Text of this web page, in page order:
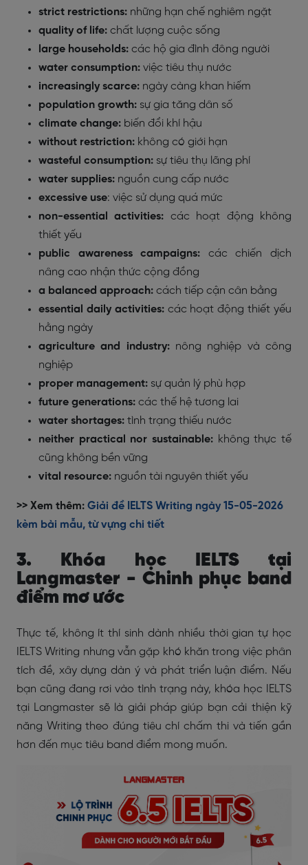
strict restrictions: những hạn chế nghiêm ngặt
quality of life: chất lượng cuộc sống
large households: các hộ gia đình đông người
water consumption: việc tiêu thụ nước
increasingly scarce: ngày càng khan hiếm
population growth: sự gia tăng dân số
climate change: biến đổi khí hậu
without restriction: không có giới hạn
wasteful consumption: sự tiêu thụ lãng phí
water supplies: nguồn cung cấp nước
excessive use: việc sử dụng quá mức
non-essential activities: các hoạt động không
thiết yếu
public awareness campaigns: các chiến dịch
nâng cao nhận thức cộng đồng
a balanced approach: cách tiếp cận cân bằng
essential daily activities: các hoạt động thiết yếu
hằng ngày
agriculture and industry: nông nghiệp và công
nghiệp
proper management: sự quản lý phù hợp
future generations: các thế hệ tương lai
water shortages: tình trạng thiếu nước
neither practical nor sustainable: không thực tế
cũng không bền vững
vital resource: nguồn tài nguyên thiết yếu
>> Xem thêm: Giải đề IELTS Writing ngày 15-05-2026
kèm bài mẫu, từ vựng chi tiết
3. Khóa học IELTS tại
Langmaster - Chinh phục band
điểm mơ ước
Thực tế, không ít thí sinh dành nhiều thời gian tự học
IELTS Writing nhưng vẫn gặp khó khăn trong việc phân
tích đề, xây dựng dàn ý và phát triển luận điểm. Nếu
bạn cũng đang rơi vào tình trạng này, khóa học IELTS
tại Langmaster sẽ là giải pháp giúp bạn cải thiện kỹ
năng Writing theo đúng tiêu chí chấm thi và tiến gần
hơn đến mục tiêu band điểm mong muốn.